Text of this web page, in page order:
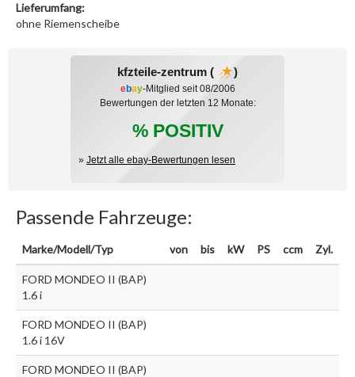
Lieferumfang:
ohne Riemenscheibe
kfzteile-zentrum ( )
ebay-Mitglied seit 08/2006
Bewertungen der letzten 12 Monate:
% POSITIV
» Jetzt alle ebay-Bewertungen lesen
Passende Fahrzeuge:
Marke/Modell/Typ von bis kW PS ccm Zyl.
FORD MONDEO II (BAP)
1.6 i
FORD MONDEO II (BAP)
1.6 i 16V
FORD MONDEO II (BAP)